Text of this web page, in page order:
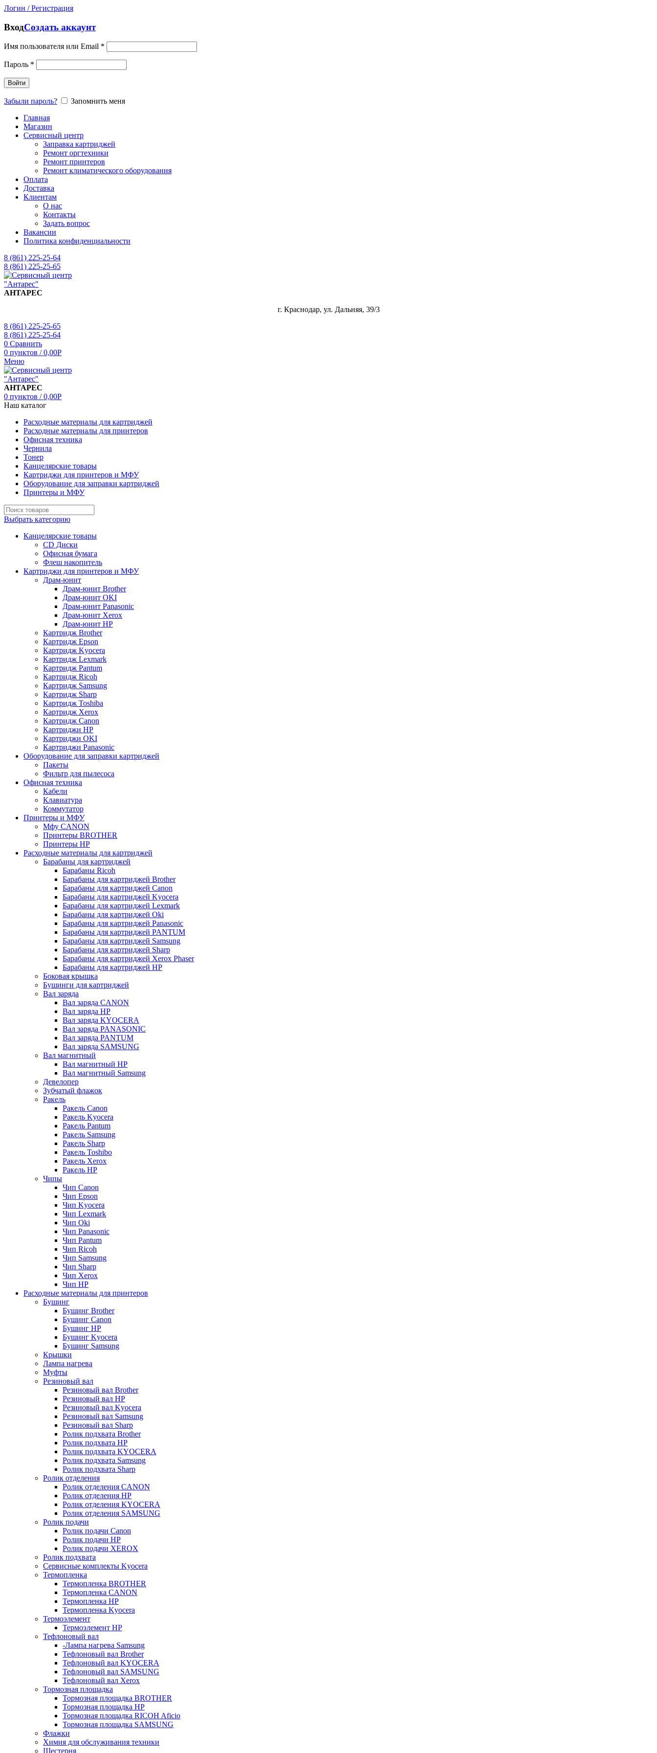
Логин / Регистрация
ВходСоздать аккаунт
Имя пользователя или Email *
Пароль *
Войти
Забыли пароль?
Запомнить меня
Главная
Магазин
Сервисный центр
Заправка картриджей
Ремонт оргтехники
Ремонт принтеров
Ремонт климатического оборудования
Оплата
Доставка
Клиентам
О нас
Контакты
Задать вопрос
Вакансии
Политика конфиденциальности
8 (861) 225-25-64
8 (861) 225-25-65
АНТАРЕС
г. Краснодар, ул. Дальняя, 39/3
8 (861) 225-25-65
8 (861) 225-25-64
0 Сравнить
0 пунктов / 0,00Р
Меню
АНТАРЕС
0 пунктов / 0,00Р
Наш каталог
Расходные материалы для картриджей
Расходные материалы для принтеров
Офисная техника
Чернила
Тонер
Канцелярские товары
Картриджи для принтеров и МФУ
Оборудование для заправки картриджей
Принтеры и МФУ
Выбрать категорию
Канцелярские товары
CD Диски
Офисная бумага
Флеш накопитель
Картриджи для принтеров и МФУ
Драм-юнит
Драм-юнит Brother
Драм-юнит OKI
Драм-юнит Panasonic
Драм-юнит Xerox
Драм-юнит НР
Картридж Brother
Картридж Epson
Картридж Kyocera
Картридж Lexmark
Картридж Pantum
Картридж Ricoh
Картридж Samsung
Картридж Sharp
Картридж Toshiba
Картридж Xerox
Картридж Сanon
Картриджи HP
Картриджи OKI
Картриджи Panasonic
Оборудование для заправки картриджей
Пакеты
Фильтр для пылесоса
Офисная техника
Кабели
Клавиатура
Коммутатор
Принтеры и МФУ
Мфу CANON
Принтеры BROTHER
Принтеры HP
Расходные материалы для картриджей
Барабаны для картриджей
Барабаны Ricoh
Барабаны для картриджей Brother
Барабаны для картриджей Canon
Барабаны для картриджей Kyocera
Барабаны для картриджей Lexmark
Барабаны для картриджей Oki
Барабаны для картриджей Panasonic
Барабаны для картриджей PANTUM
Барабаны для картриджей Samsung
Барабаны для картриджей Sharp
Барабаны для картриджей Xerox Phaser
Барабаны для картриджей НР
Боковая крышка
Бушинги для картриджей
Вал заряда
Вал заряда CANON
Вал заряда HP
Вал заряда KYOCERA
Вал заряда PANASONIC
Вал заряда PANTUM
Вал заряда SAMSUNG
Вал магнитный
Вал магнитный HP
Вал магнитный Samsung
Девелопер
Зубчатый флажок
Ракель
Ракель Canon
Ракель Kyocera
Ракель Pantum
Ракель Samsung
Ракель Sharp
Ракель Toshibo
Ракель Xerox
Ракель НР
Чипы
Чип Canon
Чип Epson
Чип Kyocera
Чип Lexmark
Чип Oki
Чип Panasonic
Чип Pantum
Чип Ricoh
Чип Samsung
Чип Sharp
Чип Xerox
Чип НР
Расходные материалы для принтеров
Бушинг
Бушинг Brother
Бушинг Canon
Бушинг HP
Бушинг Kyocera
Бушинг Samsung
Крышки
Лампа нагрева
Муфты
Резиновый вал
Резиновый вал Brother
Резиновый вал HP
Резиновый вал Kyocera
Резиновый вал Samsung
Резиновый вал Sharp
Ролик подхвата Brother
Ролик подхвата HP
Ролик подхвата KYOCERA
Ролик подхвата Samsung
Ролик подхвата Sharp
Ролик отделения
Ролик отделения CANON
Ролик отделения HP
Ролик отделения KYOCERA
Ролик отделения SAMSUNG
Ролик подачи
Ролик подачи Canon
Ролик подачи HP
Ролик подачи XEROX
Ролик подхвата
Сервисные комплекты Kyocera
Термопленка
Термопленка BROTHER
Термопленка CANON
Термопленка HP
Термопленка Kyocera
Термоэлемент
Термоэлемент НР
Тефлоновый вал
-Лампа нагрева Samsung
Тефлоновый вал Brother
Тефлоновый вал KYOCERA
Тефлоновый вал SAMSUNG
Тефлоновый вал Xerox
Тормозная площадка
Тормозная площадка BROTHER
Тормозная площадка HP
Тормозная площадка RICOH Aficio
Тормозная площадка SAMSUNG
Флажки
Химия для обслуживания техники
Шестерня